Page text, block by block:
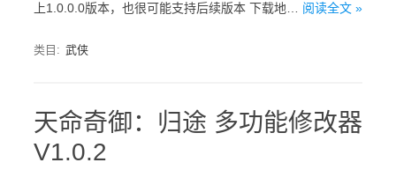
上1.0.0.0版本，也很可能支持后续版本 下载地… 阅读全文 »
类目: 武侠
天命奇御：归途 多功能修改器
V1.0.2